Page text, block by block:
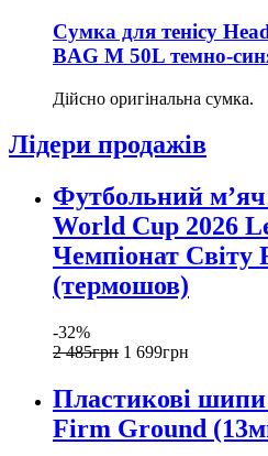
Сумка для тенісу
BAG M 50L темно-
Дійсно оригінальна сумка.
Лідери продажів
Футбольний
World Cup 2026
Чемпіонат
(термошов)
-32%
2 485грн 1 699грн
Пластикові шипи
Firm Ground